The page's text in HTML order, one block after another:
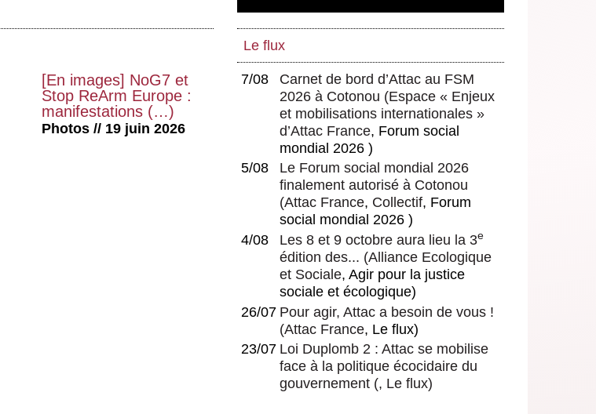
[En images] NoG7 et
Stop ReArm Europe :
manifestations (…)
Photos // 19 juin 2026
Le flux
7/08
Carnet de bord d’Attac au FSM
2026 à Cotonou (Espace « Enjeux
et mobilisations internationales »
d’Attac France, Forum social
mondial 2026 )
5/08
Le Forum social mondial 2026
finalement autorisé à Cotonou
(Attac France, Collectif, Forum
social mondial 2026 )
4/08
Les 8 et 9 octobre aura lieu la 3e
édition des... (Alliance Ecologique
et Sociale, Agir pour la justice
sociale et écologique)
26/07 Pour agir, Attac a besoin de vous !
(Attac France, Le flux)
23/07 Loi Duplomb 2 : Attac se mobilise
face à la politique écocidaire du
gouvernement (, Le flux)